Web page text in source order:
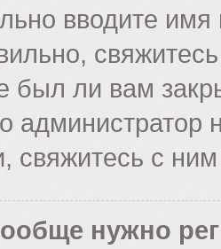
вводите
был ли вам
администратор
свяжитесь с
нужно